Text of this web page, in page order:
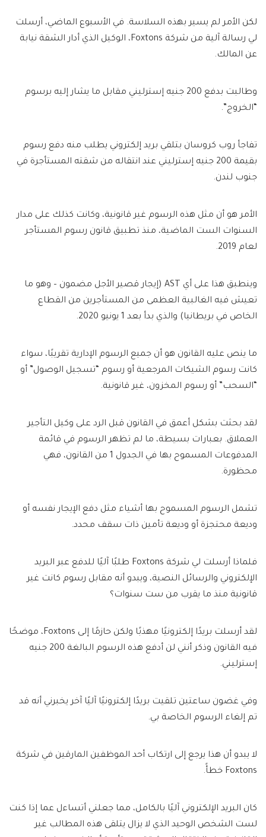
لكن الأمر لم يسير بهذه السلاسة. في الأسبوع الماضي، أرسلت
لي رسالة آلية من شركة Foxtons، الوكيل الذي أدار الشقة نيابة
عن المالك.
وطالبت بدفع 200 جنيه إسترليني مقابل ما يشار إليه برسوم
“الخروج”.
تفاجأ روب كروسان بتلقي بريد إلكتروني يطلب منه دفع رسوم
بقيمة 200 جنيه إسترليني عند انتقاله من شقته المستأجرة في
جنوب لندن.
الأمر هو أن مثل هذه الرسوم غير قانونية، وكانت كذلك على مدار
السنوات الست الماضية، منذ تطبيق قانون رسوم المستأجر
لعام 2019.
وينطبق هذا على أي AST (إيجار قصير الأجل مضمون – وهو ما
تعيش فيه الغالبية العظمى من المستأجرين من القطاع
الخاص في بريطانيا) والذي بدأ بعد 1 يونيو 2020.
ما ينص عليه القانون هو أن جميع الرسوم الإدارية تقريبًا، سواء
كانت رسوم الشيكات المرجعية أو رسوم “تسجيل الوصول” أو
“السحب” أو رسوم المخزون، غير قانونية.
لقد بحثت بشكل أعمق في القانون قبل الرد على وكيل التأجير
العملاق. بعبارات بسيطة، ما لم تظهر الرسوم في قائمة
المدفوعات المسموح بها في الجدول 1 من القانون، فهي
محظورة.
تشمل الرسوم المسموح بها أشياء مثل دفع الإيجار نفسه أو
وديعة محتجزة أو وديعة تأمين ذات سقف محدد.
فلماذا أرسلت لي شركة Foxtons طلبًا آليًا للدفع عبر البريد
الإلكتروني والرسائل النصية، ويبدو أنه مقابل رسوم كانت غير
قانونية منذ ما يقرب من ست سنوات؟
لقد أرسلت بريدًا إلكترونيًا مهذبًا ولكن حازمًا إلى Foxtons، موضحًا
فيه القانون وذكر أنني لن أدفع هذه الرسوم البالغة 200 جنيه
إسترليني.
وفي غضون ساعتين تلقيت بريدًا إلكترونيًا آليًا آخر يخبرني أنه قد
تم إلغاء الرسوم الخاصة بي.
لا يبدو أن هذا يرجع إلى ارتكاب أحد الموظفين المارقين في شركة
Foxtons خطأً.
كان البريد الإلكتروني آليًا بالكامل، مما جعلني أتساءل عما إذا كنت
لست الشخص الوحيد الذي لا يزال يتلقى هذه المطالب غير